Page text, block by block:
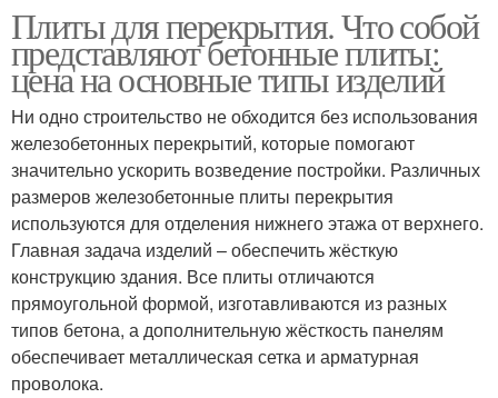
Плиты для перекрытия. Что собой
представляют бетонные плиты:
цена на основные типы изделий
Ни одно строительство не обходится без использования
железобетонных перекрытий, которые помогают
значительно ускорить возведение постройки. Различных
размеров железобетонные плиты перекрытия
используются для отделения нижнего этажа от верхнего.
Главная задача изделий – обеспечить жёсткую
конструкцию здания. Все плиты отличаются
прямоугольной формой, изготавливаются из разных
типов бетона, а дополнительную жёсткость панелям
обеспечивает металлическая сетка и арматурная
проволока.